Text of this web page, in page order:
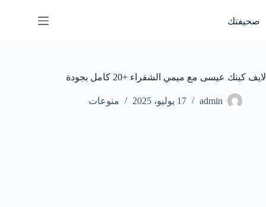
المحتوى
صحيفتك
لايف كينك عيسى مع ميمي الشقراء +20 كامل بجودة
admin 17 يوليو، 2025 منوعات